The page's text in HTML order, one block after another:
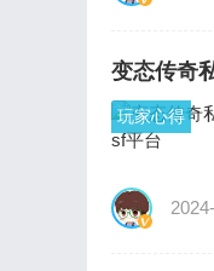
变态传奇
玩家心得